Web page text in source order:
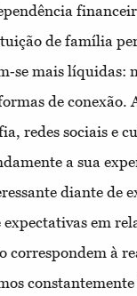
de família
mais líquidas:
de conexão.
redes sociais e
a sua
diante de
em
correspondem à